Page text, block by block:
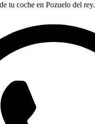
tu coche en Pozuelo del rey.